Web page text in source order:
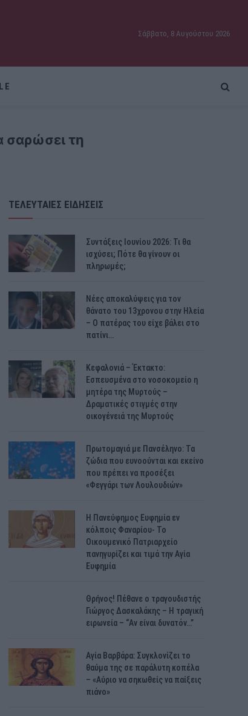
Σάββατο, 8 Αυγούστου 2026
σαρώσει τη
ΤΕΛΕΥΤΑΙΕΣ ΕΙΔΗΣΕΙΣ
Συντάξεις Ιουνίου 2026: Τι θα
ισχύσει; Πότε θα γίνουν οι
πληρωμές;
Νέες αποκαλύψεις για τον
θάνατο του 13χρονου στην Ηλεία
– Ο πατέρας του είχε βάλει στο
πατίνι…
Κεφαλονιά – Έκτακτο:
Εσπευσμένα στο νοσοκομείο η
μητέρα της Μυρτούς –
Δραματικές στιγμές στην
οικογένειά της Μυρτούς
Πρωτομαγιά με Πανσέληνο: Τα
ζώδια που ευνοούνται και εκείνο
που πρέπει να προσέξει
«Φεγγάρι των Λουλουδιών»
H Πανεύφημος Ευφημία εν
κόλποις Φαναρίου- Το
Οικουμενικό Πατριαρχείο
πανηγυρίζει και τιμά την Αγία
Ευφημία
Θρήνος! Πέθανε ο τραγουδιστής
Γιώργος Δασκαλάκης – Η τραγική
ειρωνεία – “Αν είναι δυνατόν…”
Αγία Βαρβάρα: Συγκλονίζει το
θαύμα της σε παράλυτη κοπέλα
– «Αύριο να σηκωθείς να παίξεις
πιάνο»